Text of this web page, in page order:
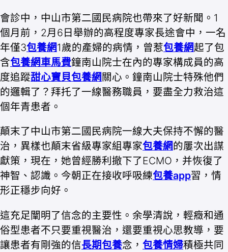
會診中，中山市第二國民病院也帶來了好新聞。1
個月前，2月6日舉辦的高程度專家長途會中，一名
年僅3包養網1歲的產婦的病情，曾惹包養網起了包
含包養網車馬費鐘南山院士在內的專家構成員的高
度追蹤甜心寶貝包養網 關心。鐘南山院士特殊他們
的邏輯了？拜托了一線醫務職員，要盡全力救治這
個年青患者。
顛末了中山市第二國民病院一線大夫保持不懈的醫
治，異樣也顛末省級專家組專家包養網的屢次出謀
獻策，現在，她曾經勝利撤下了ECMO，并恢復了
神智、認識。今朝正在接收呼吸練包養app習，情
形正穩步向好。
這充足闡明了信念的主要性。余學清說，輕癥和通
俗型患者不只要重視醫治，還要重視心思教導，要
讓患者有剛強的信長期包養念， 包養情婦積極共同